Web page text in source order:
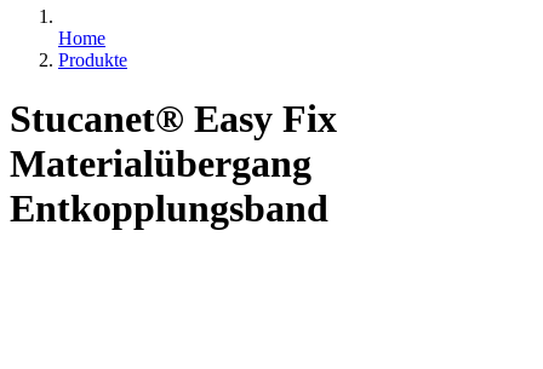
Home
Produkte
Stucanet® Easy Fix
Materialübergang
Entkopplungsband